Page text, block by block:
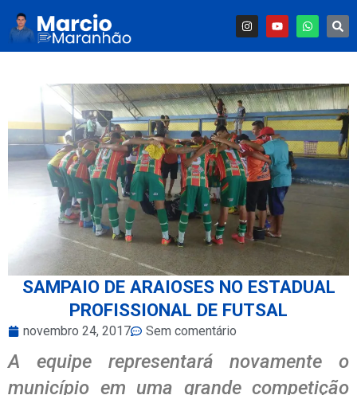
SAMPAIO DE ARAIOSES NO ESTADUAL
PROFISSIONAL DE FUTSAL
novembro 24, 2017 Sem comentário
A equipe representará novamente o
município em uma grande competição